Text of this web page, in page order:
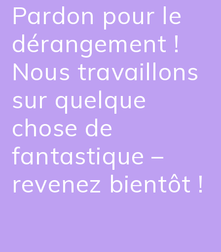
Pardon pour le
dérangement !
Nous travaillons
sur quelque
chose de
fantastique –
revenez bientôt !